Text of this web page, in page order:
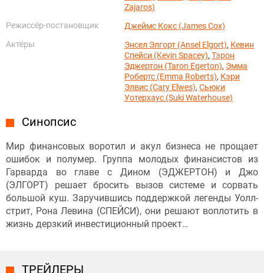
Zajaros)
Режиссёр-постановщик
Джеймс Кокс (James Cox)
Актёры
Энсел Элгорт (Ansel Elgort), Кевин
Спейси (Kevin Spacey),Тэрон
Эджертон (Taron Egerton), Эмма
Робертс (Emma Roberts), Кэри
Элвис (Cary Elwes),Сьюки
Уотерхаус (Suki Waterhouse)
Синопсис
Мир финансовых воротил и акул бизнеса не прощает
ошибок и полумер. Группа молодых финансистов из
Гарварда во главе с Дином (ЭДЖЕРТОН) и Джо
(ЭЛГОРТ) решает бросить вызов системе и сорвать
большой куш. Заручившись поддержкой легенды Уолл-
стрит, Рона Левина (СПЕЙСИ), они решают воплотить в
жизнь дерзкий инвестиционный проект…
ТРЕЙЛЕРЫ